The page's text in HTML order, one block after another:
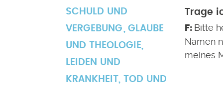
SCHULD UND
VERGEBUNG
GLAUBE
UND THEOLOGIE,
LEIDEN UND
KRANKHEIT, TOD UND
Trage
Bitte
Namen
meines